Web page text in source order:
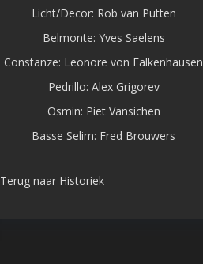
Licht/Decor: Rob van Putten
Belmonte: Yves Saelens
Constanze: Leonore von Falkenhausen
Pedrillo: Alex Grigorev
Osmin: Piet Vansichen
Basse Selim: Fred Brouwers
Terug naar Historiek